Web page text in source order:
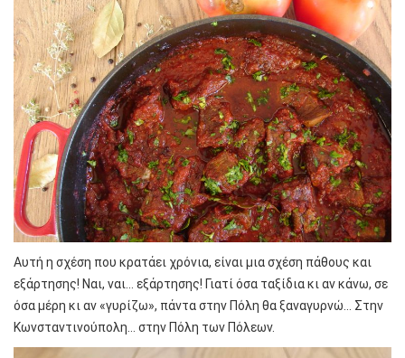
Αυτή η σχέση που κρατάει χρόνια, είναι μια σχέση πάθους και
εξάρτησης! Ναι, ναι… εξάρτησης! Γιατί όσα ταξίδια κι αν κάνω, σε
όσα μέρη κι αν «γυρίζω», πάντα στην Πόλη θα ξαναγυρνώ… Στην
Κωνσταντινούπολη… στην Πόλη των Πόλεων.